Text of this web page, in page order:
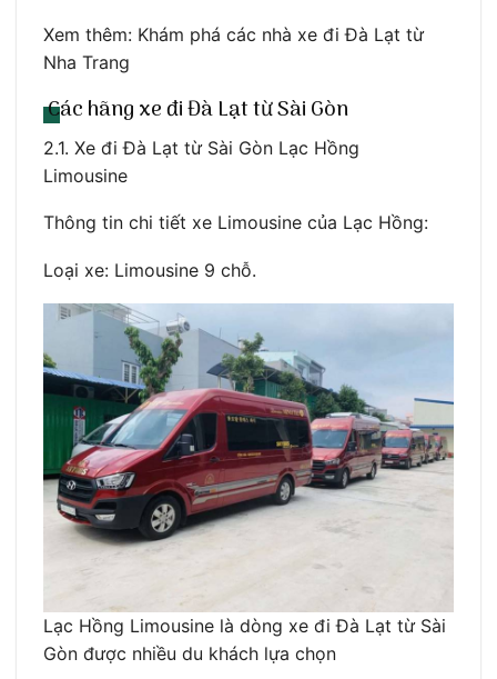
Xem thêm: Khám phá các nhà xe đi Đà Lạt từ
Nha Trang
Các hãng xe đi Đà Lạt từ Sài Gòn
2.1. Xe đi Đà Lạt từ Sài Gòn Lạc Hồng
Limousine
Thông tin chi tiết xe Limousine của Lạc Hồng:
Loại xe: Limousine 9 chỗ.
Lạc Hồng Limousine là dòng xe đi Đà Lạt từ Sài
Gòn được nhiều du khách lựa chọn